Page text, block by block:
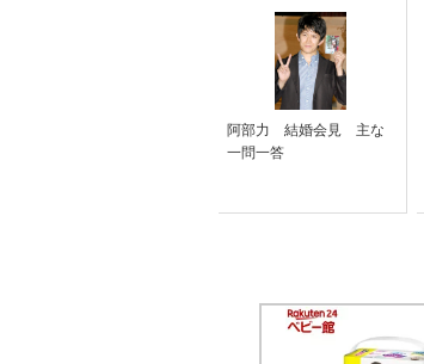
阿部力 結婚会見 主な
一問一答